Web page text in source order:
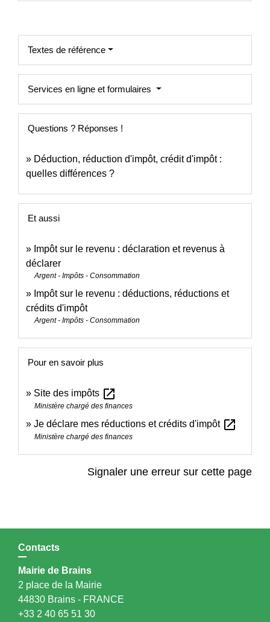
Textes de référence
Services en ligne et formulaires
Questions ? Réponses !
Déduction, réduction d'impôt, crédit d'impôt :
quelles différences ?
Et aussi
Impôt sur le revenu : déclaration et revenus à
déclarer
Argent - Impôts - Consommation
Impôt sur le revenu : déductions, réductions et
crédits d'impôt
Argent - Impôts - Consommation
Pour en savoir plus
Site des impôts open_in_new
Ministère chargé des finances
Je déclare mes réductions et crédits d'impôt open_in_new
Ministère chargé des finances
Signaler une erreur sur cette page
Contacts
Mairie de Brains
2 place de la Mairie
44830 Brains - FRANCE
+33 2 40 65 51 30